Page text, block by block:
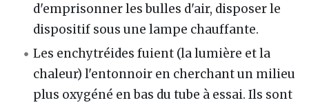
d'emprisonner les bulles d'air, disposer le
dispositif sous une lampe chauffante.
Les enchytréides fuient (la lumière et la
chaleur) l'entonnoir en cherchant un milieu
plus oxygéné en bas du tube à essai. Ils sont